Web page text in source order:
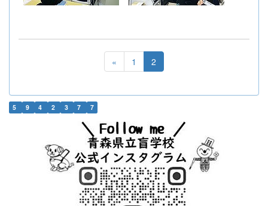
« 1 2
5 9 4 2 3 7 7